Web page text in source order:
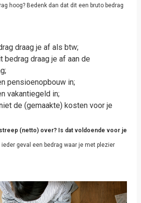
hoog? Bedenk dan dat dit een bruto bedrag
draag je af als btw;
bedrag draag je af aan de
pensioenopbouw in;
vakantiegeld in;
de (gemaakte) kosten voor je
(netto) over? Is dat voldoende voor je
geval een bedrag waar je met plezier